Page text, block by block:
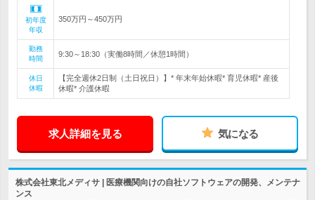
初年度
年収
350万円～450万円
勤務
時間
9:30～18:30（実働8時間／休憩1時間）
休日
休暇
【完全週休2日制（土日祝日）】* 年末年始休暇* 育児休暇* 産後
休暇* 介護休暇
求人詳細を見る 気になる
株式会社東北メディサ | 医療機関向けの自社ソフトウェアの開発、メンテナ
ンス